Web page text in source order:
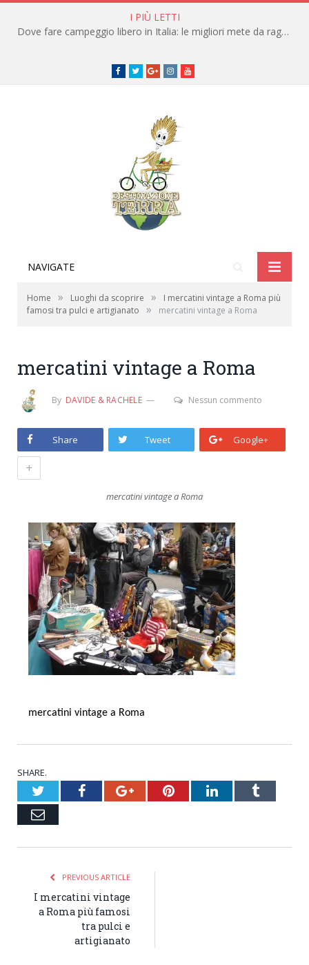
I PIÙ LETTI
Dove fare campeggio libero in Italia: le migliori mete da raggiungere in traghetto
Facebook
TwitterGoogle+instagramyoutube
NAVIGATE
Home » Luoghi da scoprire »
I mercatini vintage a Roma più
famosi tra pulci e artigianato
» mercatini vintage a Roma
mercatini vintage a Roma
By DAVIDE & RACHELE Nessun commento
Share Tweet Google+
+
mercatini vintage a Roma
mercatini vintage a Roma
SHARE.
TwitterFacebookGoogle+PinterestLinkedInTumblr
Email
PREVIOUS ARTICLE
I mercatini vintage
a Roma più famosi
tra pulci e
artigianato